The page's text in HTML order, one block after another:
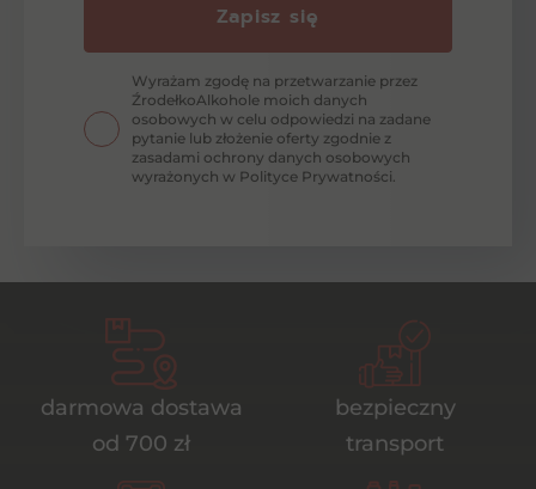
Zapisz się
Wyrażam zgodę na przetwarzanie przez
ŹrodełkoAlkohole moich danych
osobowych w celu odpowiedzi na zadane
pytanie lub złożenie oferty zgodnie z
zasadami ochrony danych osobowych
wyrażonych w Polityce Prywatności.
darmowa dostawa
od 700 zł
bezpieczny
transport